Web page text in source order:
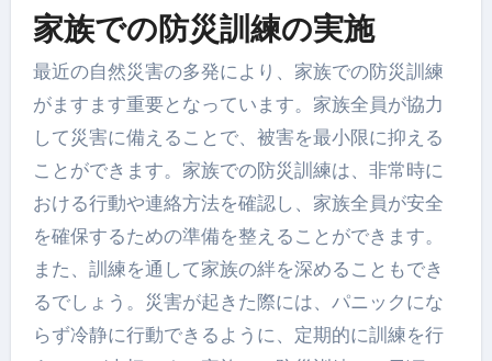
家族での防災訓練の実施
最近の自然災害の多発により、家族での防災訓練
がますます重要となっています。家族全員が協力
して災害に備えることで、被害を最小限に抑える
ことができます。家族での防災訓練は、非常時に
おける行動や連絡方法を確認し、家族全員が安全
を確保するための準備を整えることができます。
また、訓練を通して家族の絆を深めることもでき
るでしょう。災害が起きた際には、パニックにな
らず冷静に行動できるように、定期的に訓練を行